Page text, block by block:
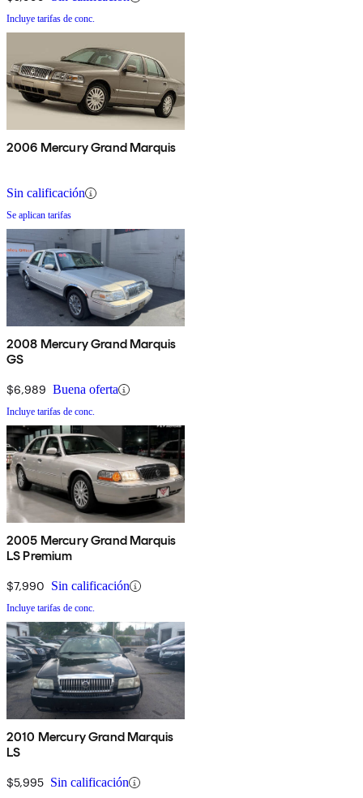
Incluye tarifas de conc.
2006 Mercury Grand Marquis
Sin calificación
Se aplican tarifas
2008 Mercury Grand Marquis
GS
$6,989 Buena oferta
Incluye tarifas de conc.
2005 Mercury Grand Marquis
LS Premium
$7,990 Sin calificación
Incluye tarifas de conc.
2010 Mercury Grand Marquis
LS
$5,995 Sin calificación